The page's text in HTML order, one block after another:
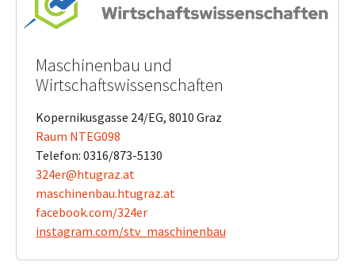
Maschinenbau und
Wirtschaftswissenschaften
Kopernikusgasse 24/EG, 8010 Graz
Raum NTEG098
Telefon: 0316/873-5130
324er@htugraz.at
maschinenbau.htugraz.at
facebook.com/324er
instagram.com/stv_maschinenbau